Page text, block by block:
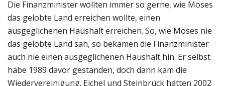
Die Finanzminister wollten immer so gerne, wie Moses
das gelobte Land erreichen wollte, einen
ausgeglichenen Haushalt erreichen. So, wie Moses nie
das gelobte Land sah, so bekämen die Finanzminister
auch nie einen ausgeglichenen Haushalt hin. Er selbst
habe 1989 davor gestanden, doch dann kam die
Wiedervereinigung. Eichel und Steinbrück hätten 2002